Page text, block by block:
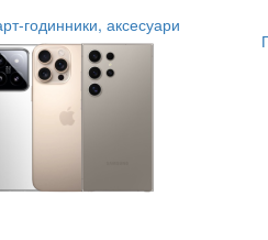
годинники, аксесуари